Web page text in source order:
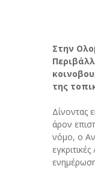
Στην
της
Δίνοντας
άρον
νόμο, ο